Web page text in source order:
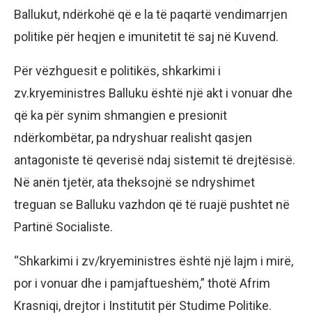
Ballukut, ndërkohë që e la të paqartë vendimarrjen
politike për heqjen e imunitetit të saj në Kuvend.
Për vëzhguesit e politikës, shkarkimi i
zv.kryeministres Balluku është një akt i vonuar dhe
që ka për synim shmangien e presionit
ndërkombëtar, pa ndryshuar realisht qasjen
antagoniste të qeverisë ndaj sistemit të drejtësisë.
Në anën tjetër, ata theksojnë se ndryshimet
treguan se Balluku vazhdon që të ruajë pushtet në
Partinë Socialiste.
“Shkarkimi i zv/kryeministres është një lajm i mirë,
por i vonuar dhe i pamjaftueshëm,” thotë Afrim
Krasniqi, drejtor i Institutit për Studime Politike.